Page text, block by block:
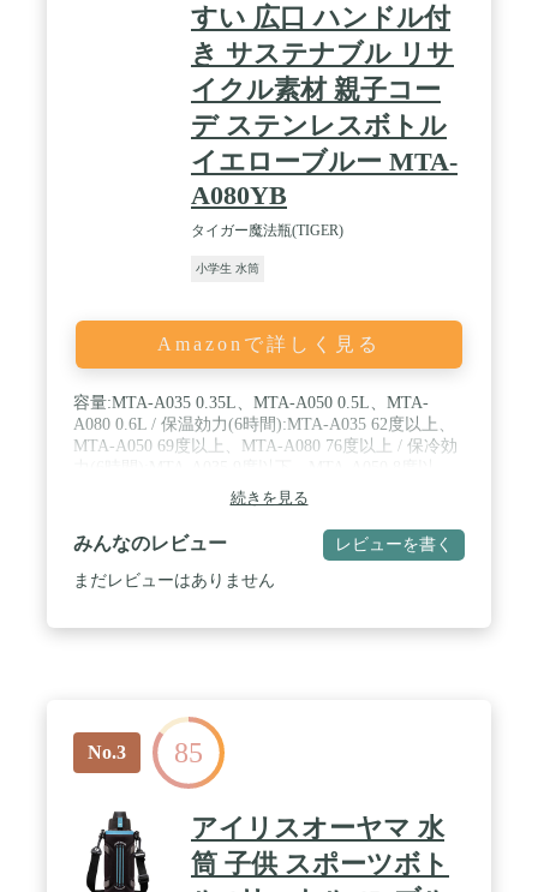
すい 広口 ハンドル付
き サステナブル リサ
イクル素材 親子コー
デ ステンレスボトル
イエローブルー MTA-
A080YB
タイガー魔法瓶(TIGER)
小学生 水筒
Amazonで詳しく見る
容量:MTA-A035 0.35L、MTA-A050 0.5L、MTA-
A080 0.6L / 保温効力(6時間):MTA-A035 62度以上、
MTA-A050 69度以上、MTA-A080 76度以上 / 保冷効
下、MTA-A080 7度以下 / 本体重量(約):MTA-A035
310g、MTA-A050 340g、MTA-A080 450g / ブランド:
タイガー魔法瓶(TIGER)
続きを見る
みんなのレビュー レビューを書く
まだレビューはありません
No.3 85
アイリスオーヤマ 水
筒 子供 スポーツボト